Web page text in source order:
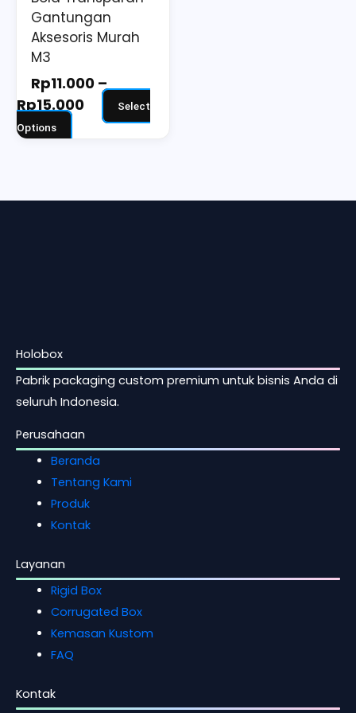
Gantungan
Aksesoris Murah
M3
Rp11.000 –
Rp15.000
Select
Options
on
the
page
Holobox
Pabrik packaging custom premium untuk bisnis Anda di
seluruh Indonesia.
Perusahaan
Beranda
Tentang Kami
Produk
Kontak
Layanan
Rigid Box
Corrugated Box
Kemasan Kustom
FAQ
Kontak